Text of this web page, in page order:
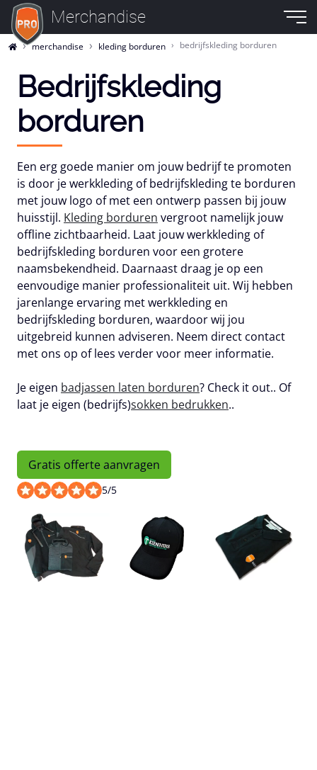
Merchandise
merchandise kleding borduren bedrijfskleding borduren
Bedrijfskleding
borduren
Een erg goede manier om jouw bedrijf te promoten
is door je werkkleding of bedrijfskleding te borduren
met jouw logo of met een ontwerp passen bij jouw
huisstijl. Kleding borduren vergroot namelijk jouw
offline zichtbaarheid. Laat jouw werkkleding of
bedrijfskleding borduren voor een grotere
naamsbekendheid. Daarnaast draag je op een
eenvoudige manier professionaliteit uit. Wij hebben
jarenlange ervaring met werkkleding en
bedrijfskleding borduren, waardoor wij jou
uitgebreid kunnen adviseren. Neem direct contact
met ons op of lees verder voor meer informatie.
Je eigen badjassen laten borduren? Check it out.. Of
laat je eigen (bedrijfs)sokken bedrukken..
Gratis offerte aanvragen
5/5